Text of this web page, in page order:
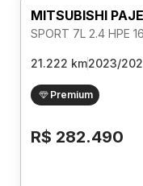
MITSUBISHI
21.222 km2023/
Premium
R$ 282.490